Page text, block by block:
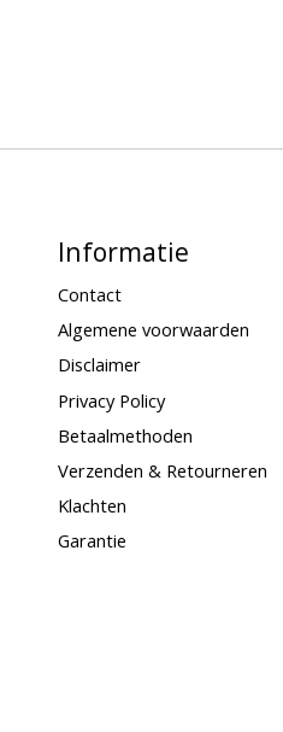
Informatie
Contact
Algemene voorwaarden
Disclaimer
Privacy Policy
Betaalmethoden
Verzenden & Retourneren
Klachten
Garantie